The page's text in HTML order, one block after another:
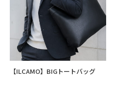
【ILCAMO】BIGトートバッグ